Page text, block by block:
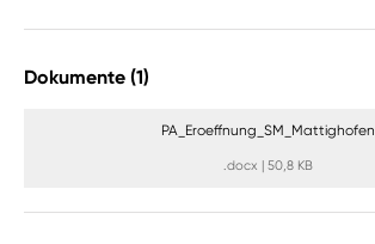
Dokumente (1)
PA_Eroeffnung_SM_Mattighofen
.docx 50,8 KB